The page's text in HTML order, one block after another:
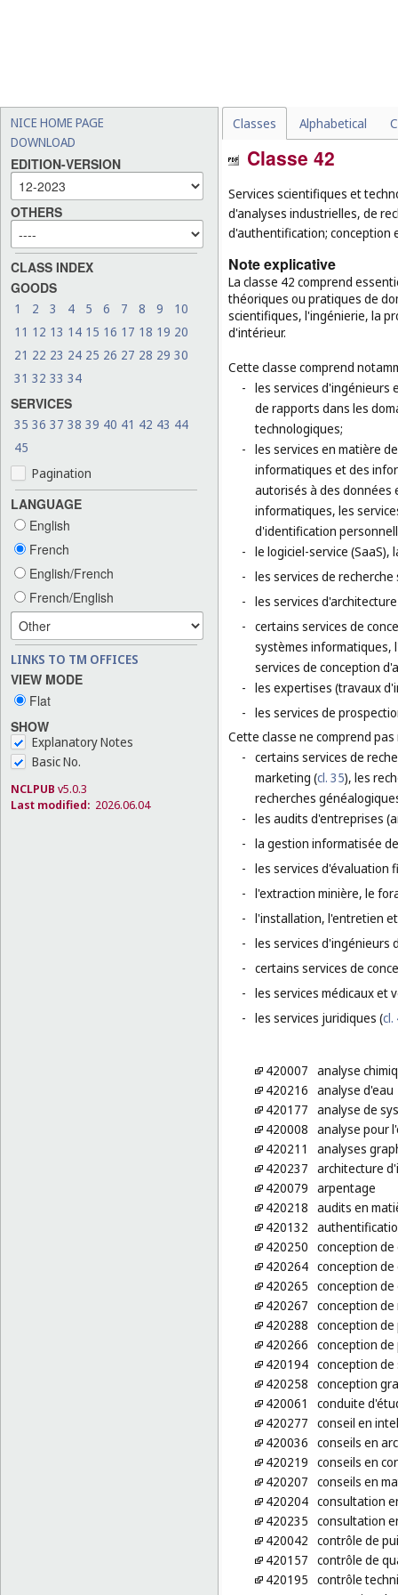
NICE HOME PAGE
DOWNLOAD
EDITION-VERSION
OTHERS
CLASS INDEX
GOODS
1 2 3 4 5 6 7 8 9
10
11 12 13 14 15 16 17 18 19 20
21 22 23 24 25 26 27 28 29 30
31 32 33 34
SERVICES
35 36 37 38 39 40 41 42 43 44
45
Pagination
LANGUAGE
English
French
English/French
French/English
LINKS TO TM OFFICES
VIEW MODE
Flat
SHOW
Explanatory Notes
Basic No.
NCLPUB v5.0.3
Last modified: 2026.06.04
Classes Alphabetical
Classe 42
Services scientifiques et
d'analyses industrielles, de
d'authentification; conception
Note explicative
La classe 42 comprend
théoriques ou pratiques de
scientifiques, l'ingénierie, la
d'intérieur.
Cette classe comprend
- les services d'ingénieurs
de rapports dans les
technologiques;
- les services en matière
informatiques et des
autorisés à des données
informatiques, les
d'identification
- le logiciel-service
- les services de
- les services
- certains services de
systèmes informatiques,
services de conception
- les expertises (travaux
- les services de
Cette classe ne comprend
- certains services de
marketing (cl. 35), les
recherches
- les audits d'entreprises
- la gestion informatisée
- les services d'évaluation
- l'extraction minière, le
- l'installation, l'entretien
- les services d'ingénieurs
- certains services de
- les services médicaux et
- les services juridiques (cl.
420007 analyse
420216 analyse d'eau
420177 analyse de
420008 analyse pour
420211
analyses
420237 architecture
420079 arpentage
420218 audits en
420132
420250 conception
420264 conception
420265 conception de
420267 conception
420288 conception
420266 conception
420194 conception
420258 conception
420061
conduite
420277 conseil en
420036 conseils en
420219 conseils en
420207 conseils en
420204 consultation
420235 consultation
420042 contrôle de
420157 contrôle de
420195 contrôle